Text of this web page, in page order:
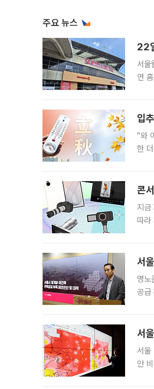
주요 뉴스
22
서울
연
입
“와
한
콘
지금
따라
서
명노
공급
서
서
안